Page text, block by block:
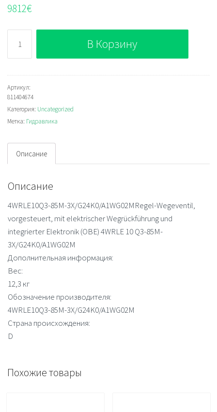
9812€
Bosch
Rexroth
4WRLE10Q3-
85M-
3X/G24K0/A1WG02M
Распределитель
В Корзину
Артикул:
811404674
Категория: Uncategorized
Метка: Гидравлика
Описание
Описание
4WRLE10Q3-85M-3X/G24K0/A1WG02MRegel-Wegeventil,
vorgesteuert, mit elektrischer Wegrückführung und
integrierter Elektronik (OBE) 4WRLE 10 Q3-85M-
3X/G24K0/A1WG02M
Дополнительная информация:
Вес:
12,3 кг
Обозначение производителя:
4WRLE10Q3-85M-3X/G24K0/A1WG02M
Страна происхождения:
D
Похожие товары